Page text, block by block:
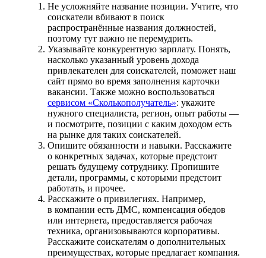
Не усложняйте название позиции. Учтите, что
соискатели вбивают в поиск
распространённые названия должностей,
поэтому тут важно не перемудрить.
Указывайте конкурентную зарплату. Понять,
насколько указанный уровень дохода
привлекателен для соискателей, поможет наш
сайт прямо во время заполнения карточки
вакансии. Также можно воспользоваться
сервисом «Сколькополучатель»: укажите
нужного специалиста, регион, опыт работы —
и посмотрите, позиции с каким доходом есть
на рынке для таких соискателей.
Опишите обязанности и навыки. Расскажите
о конкретных задачах, которые предстоит
решать будущему сотруднику. Пропишите
детали, программы, с которыми предстоит
работать, и прочее.
Расскажите о привилегиях. Например,
в компании есть ДМС, компенсация обедов
или интернета, предоставляется рабочая
техника, организовываются корпоративы.
Расскажите соискателям о дополнительных
преимуществах, которые предлагает компания.